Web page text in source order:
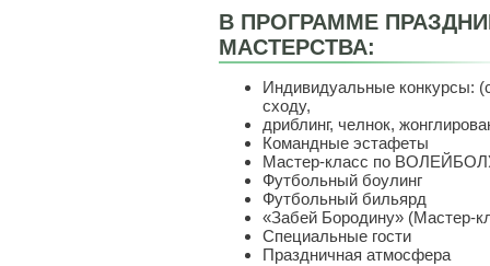
В ПРОГРАММЕ
МАСТЕРСТВА:
Индивидуальные конкурсы:
сходу,
дриблинг, челнок,
Командные эстафеты
Мастер-класс по
Футбольный боулинг
Футбольный бильярд
«Забей Бородину» (Мастер-
Специальные гости
Праздничная атмосфера